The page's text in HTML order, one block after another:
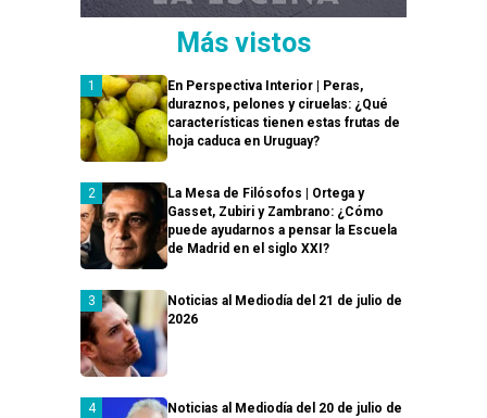
Más vistos
En Perspectiva Interior | Peras,
duraznos, pelones y ciruelas: ¿Qué
características tienen estas frutas de
hoja caduca en Uruguay?
La Mesa de Filósofos | Ortega y
Gasset, Zubiri y Zambrano: ¿Cómo
puede ayudarnos a pensar la Escuela
de Madrid en el siglo XXI?
Noticias al Mediodía del 21 de julio de
2026
Noticias al Mediodía del 20 de julio de